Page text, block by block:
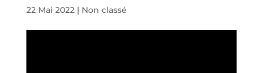
22 Mai 2022| Non classé